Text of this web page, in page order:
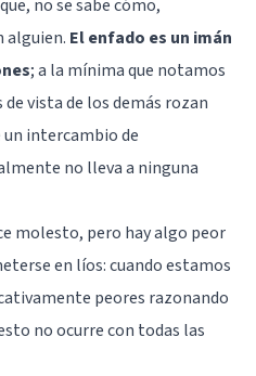
no se sabe cómo,
alguien. El enfado es un imán
; a la mínima que notamos
vista de los demás rozan
intercambio de
no lleva a ninguna
molesto, pero hay algo peor
en líos: cuando estamos
peores razonando
no ocurre con todas las